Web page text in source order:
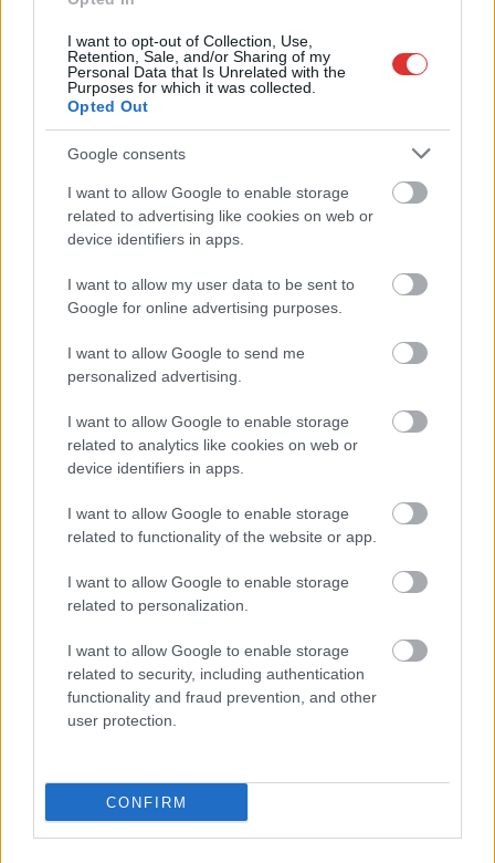
I want to opt-out of Collection, Use,
Retention, Sale, and/or Sharing of my
Personal Data that Is Unrelated with the
Purposes for which it was collected.
Opted Out
Google consents
I want to allow Google to enable storage
related to advertising like cookies on web or
device identifiers in apps.
I want to allow my user data to be sent to
Google for online advertising purposes.
I want to allow Google to send me
personalized advertising.
I want to allow Google to enable storage
related to analytics like cookies on web or
device identifiers in apps.
I want to allow Google to enable storage
related to functionality of the website or app.
I want to allow Google to enable storage
related to personalization.
I want to allow Google to enable storage
related to security, including authentication
functionality and fraud prevention, and other
user protection.
CONFIRM
Hírlevél feliratkozás
Adja meg keresztnevét:
Adja
meg e-mail címét:
legfrissebb információkkal és exkluzív tartalmakkal hétről hétre
postaládájába érkezik!
A SZOL24 legfrissebb 24 cikke
A Tisza Párt Dr. Baka Andrást jelöli köztársasági elnöknek
Óriási, több mint két méteres harcsát fogott a Tiszán a 13 éves
Hétfőn kezdik, csütörtökön végeznek – lezárás miatt
fennakadásokra és pótlóbuszos közlekedésre számítsunk az
egyik Jász-Nagykun-Szolnok megyei vasútvonalon